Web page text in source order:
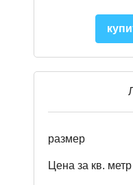
размер
Цена за кв. метр